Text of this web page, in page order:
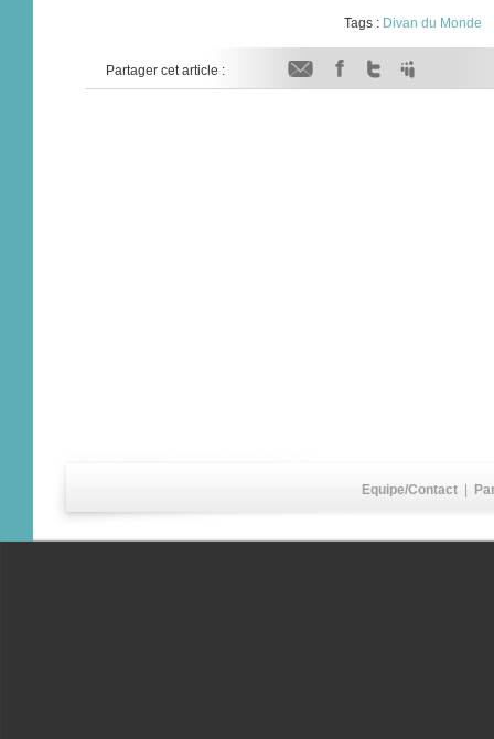
Tags : Divan du Monde
Partager cet article :
Equipe/Contact